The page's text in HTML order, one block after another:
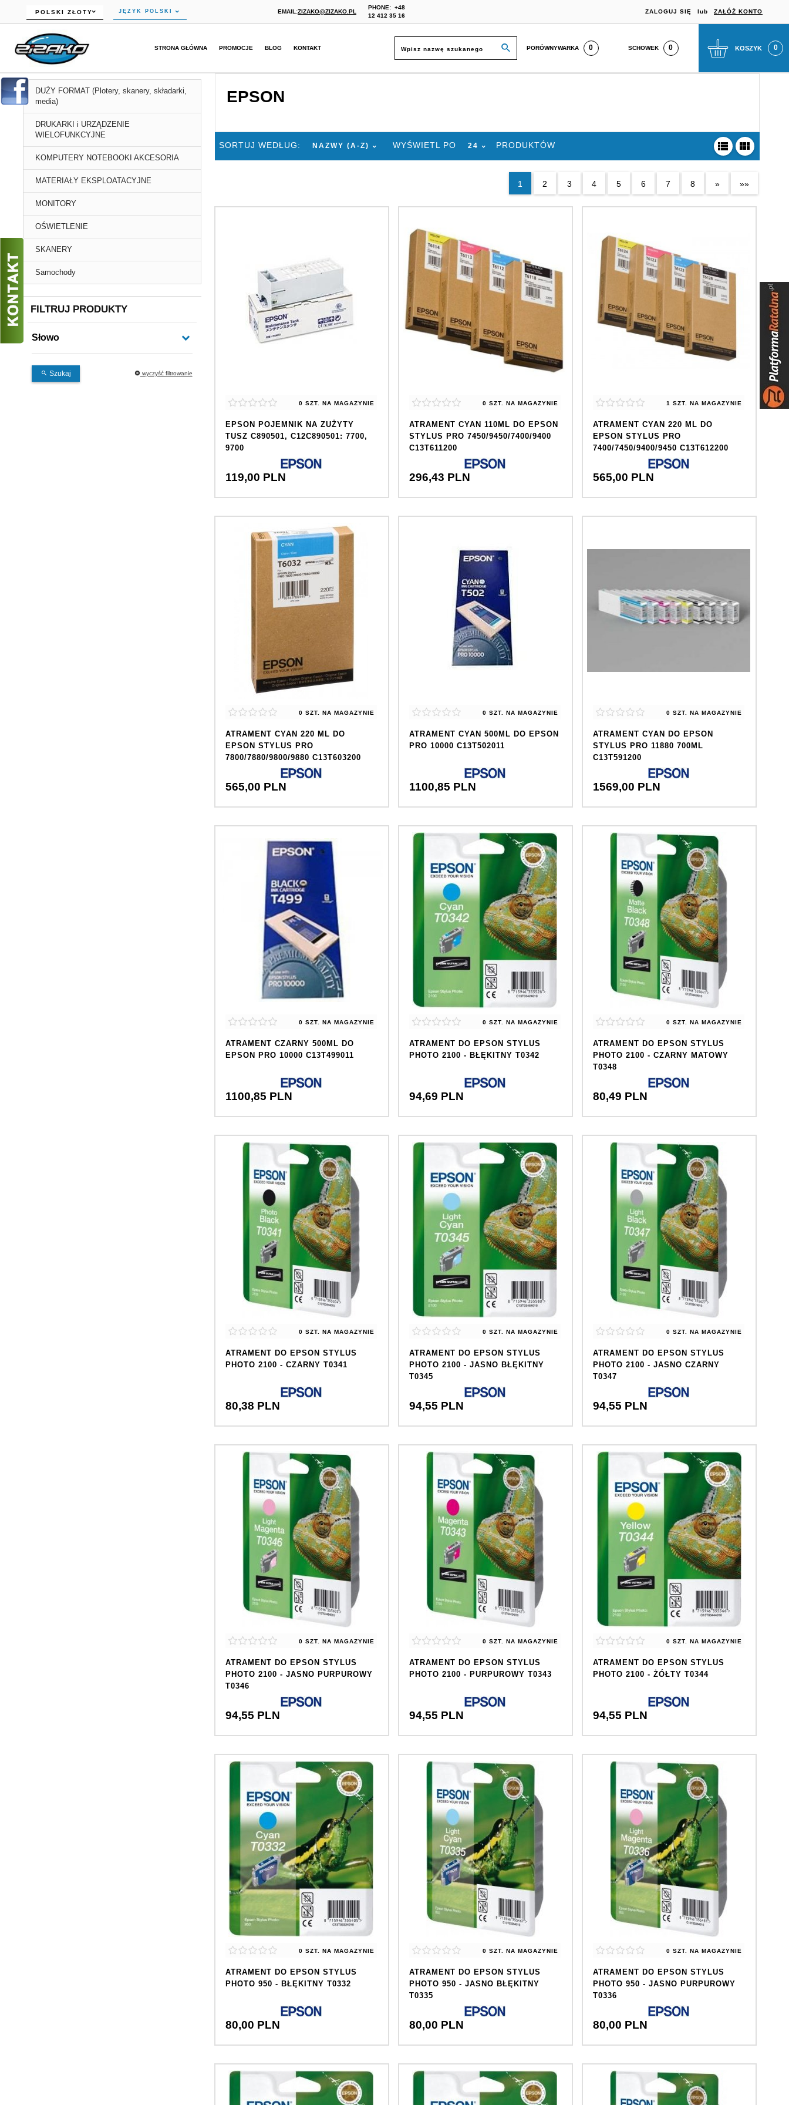
currency_h
POLSKI ZŁOTY JĘZYK POLSKI EMAIL:ZIZAKO@ZIZAKO.PL
PHONE: +48
12 412 35 16
ZALOGUJ SIĘ lub ZAŁÓŻ KONTO
STRONA GŁÓWNA PROMOCJE BLOG KONTAKT PORÓWNYWARKA SCHOWEK KOSZYK 0
DUŻY FORMAT (Plotery, skanery, składarki,
media)
DRUKARKI i URZĄDZENIE
WIELOFUNKCYJNE
KOMPUTERY NOTEBOOKI AKCESORIA
MATERIAŁY EKSPLOATACYJNE
MONITORY
OŚWIETLENIE
SKANERY
Samochody
FILTRUJ PRODUKTY
Słowo
Szukaj wyczyść filtrowanie
EPSON
SORTUJ WEDŁUG: SORT
NAZWY (A-Z) WYŚWIETL PO POP
24 PRODUKTÓW
1 2 3 4 5 6 7 8 » »»
0 SZT. NA MAGAZYNIE
EPSON POJEMNIK NA ZUŻYTY
TUSZ C890501, C12C890501: 7700,
9700
119,00 PLN
0 SZT.NA MAGAZYNIE
ATRAMENT CYAN 110ML DO EPSON
STYLUS PRO 7450/9450/7400/9400
C13T611200
296,43 PLN
1 SZT.NA MAGAZYNIE
ATRAMENT CYAN 220 ML DO
EPSON STYLUS PRO
7400/7450/9400/9450 C13T612200
565,00 PLN
0 SZT. NA MAGAZYNIE
ATRAMENT CYAN 220 ML DO
EPSON STYLUS PRO
7800/7880/9800/9880 C13T603200
565,00 PLN
0 SZT.NA MAGAZYNIE
ATRAMENT CYAN 500ML DO EPSON
PRO 10000 C13T502011
1100,85 PLN
0 SZT.NA MAGAZYNIE
ATRAMENT CYAN DO EPSON
STYLUS PRO 11880 700ML
C13T591200
1569,00 PLN
0 SZT. NA MAGAZYNIE
ATRAMENT CZARNY 500ML DO
EPSON PRO 10000 C13T499011
1100,85 PLN
0 SZT.NA MAGAZYNIE
ATRAMENT DO EPSON STYLUS
PHOTO 2100 - BŁĘKITNY T0342
94,69 PLN
0 SZT.NA MAGAZYNIE
ATRAMENT DO EPSON STYLUS
PHOTO 2100 - CZARNY MATOWY
T0348
80,49 PLN
0 SZT. NA MAGAZYNIE
ATRAMENT DO EPSON STYLUS
PHOTO 2100 - CZARNY T0341
80,38 PLN
0 SZT.NA MAGAZYNIE
ATRAMENT DO EPSON STYLUS
PHOTO 2100 - JASNO BŁĘKITNY
T0345
94,55 PLN
0 SZT.NA MAGAZYNIE
ATRAMENT DO EPSON STYLUS
PHOTO 2100 - JASNO CZARNY
T0347
94,55 PLN
0 SZT. NA MAGAZYNIE
ATRAMENT DO EPSON STYLUS
PHOTO 2100 - JASNO PURPUROWY
T0346
94,55 PLN
0 SZT.NA MAGAZYNIE
ATRAMENT DO EPSON STYLUS
PHOTO 2100 - PURPUROWY T0343
94,55 PLN
0 SZT.NA MAGAZYNIE
ATRAMENT DO EPSON STYLUS
PHOTO 2100 - ŻÓŁTY T0344
94,55 PLN
0 SZT. NA MAGAZYNIE
ATRAMENT DO EPSON STYLUS
PHOTO 950 - BŁĘKITNY T0332
80,00 PLN
0 SZT.NA MAGAZYNIE
ATRAMENT DO EPSON STYLUS
PHOTO 950 - JASNO BŁĘKITNY
T0335
80,00 PLN
0 SZT.NA MAGAZYNIE
ATRAMENT DO EPSON STYLUS
PHOTO 950 - JASNO PURPUROWY
T0336
80,00 PLN